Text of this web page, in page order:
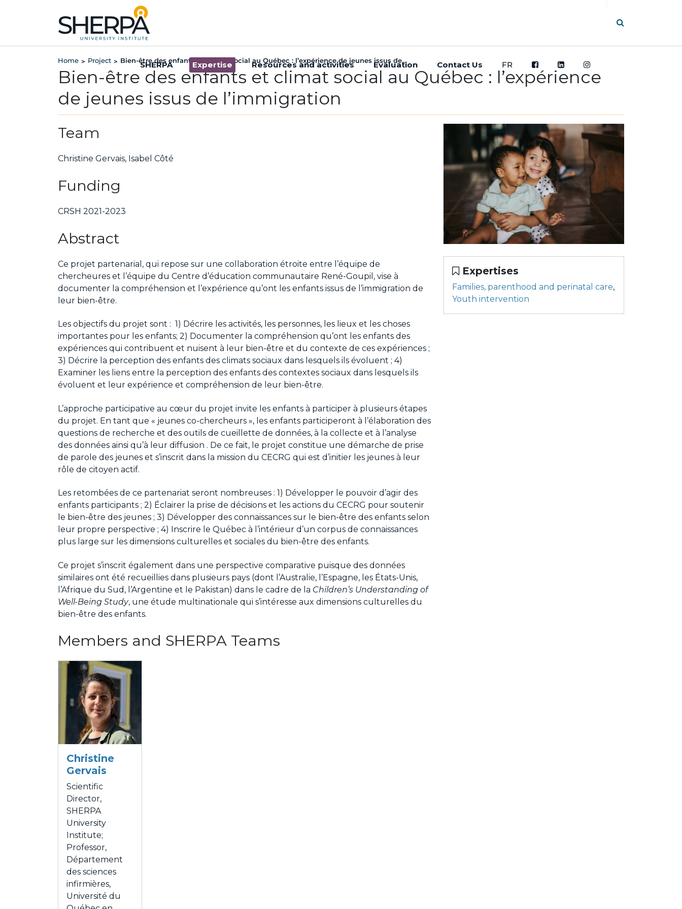
SHERPA Expertise Resources and activities Evaluation Contact Us FR
Home > Project > Bien-être des enfants et climat social au Québec : l’expérience de jeunes issus de...
Bien-être des enfants et climat social au Québec : l’expérience
de jeunes issus de l’immigration
Team
Christine Gervais, Isabel Côté
Funding
CRSH 2021-2023
Abstract
Ce projet partenarial, qui repose sur une collaboration étroite entre l’équipe de
chercheures et l’équipe du Centre d’éducation communautaire René-Goupil, vise à
documenter la compréhension et l’expérience qu’ont les enfants issus de l’immigration de
leur bien-être.
Les objectifs du projet sont : 1) Décrire les activités, les personnes, les lieux et les choses
importantes pour les enfants; 2) Documenter la compréhension qu’ont les enfants des
expériences qui contribuent et nuisent à leur bien-être et du contexte de ces expériences ;
3) Décrire la perception des enfants des climats sociaux dans lesquels ils évoluent ; 4)
Examiner les liens entre la perception des enfants des contextes sociaux dans lesquels ils
évoluent et leur expérience et compréhension de leur bien-être.
L’approche participative au cœur du projet invite les enfants à participer à plusieurs étapes
du projet. En tant que « jeunes co-chercheurs », les enfants participeront à l’élaboration des
questions de recherche et des outils de cueillette de données, à la collecte et à l’analyse
des données ainsi qu’à leur diffusion . De ce fait, le projet constitue une démarche de prise
de parole des jeunes et s’inscrit dans la mission du CECRG qui est d’initier les jeunes à leur
rôle de citoyen actif.
Les retombées de ce partenariat seront nombreuses : 1) Développer le pouvoir d’agir des
enfants participants ; 2) Éclairer la prise de décisions et les actions du CECRG pour soutenir
le bien-être des jeunes ; 3) Développer des connaissances sur le bien-être des enfants selon
leur propre perspective ; 4) Inscrire le Québec à l’intérieur d’un corpus de connaissances
plus large sur les dimensions culturelles et sociales du bien-être des enfants.
Ce projet s’inscrit également dans une perspective comparative puisque des données
similaires ont été recueillies dans plusieurs pays (dont l’Australie, l’Espagne, les États-Unis,
l’Afrique du Sud, l’Argentine et le Pakistan) dans le cadre de la Children’s Understanding of
Well-Being Study, une étude multinationale qui s’intéresse aux dimensions culturelles du
bien-être des enfants.
Expertises
Families, parenthood and perinatal care,
Youth intervention
Members and SHERPA Teams
Christine
Gervais
Scientific
Director,
SHERPA
University
Institute;
Professor,
Département
des sciences
infirmières,
Université du